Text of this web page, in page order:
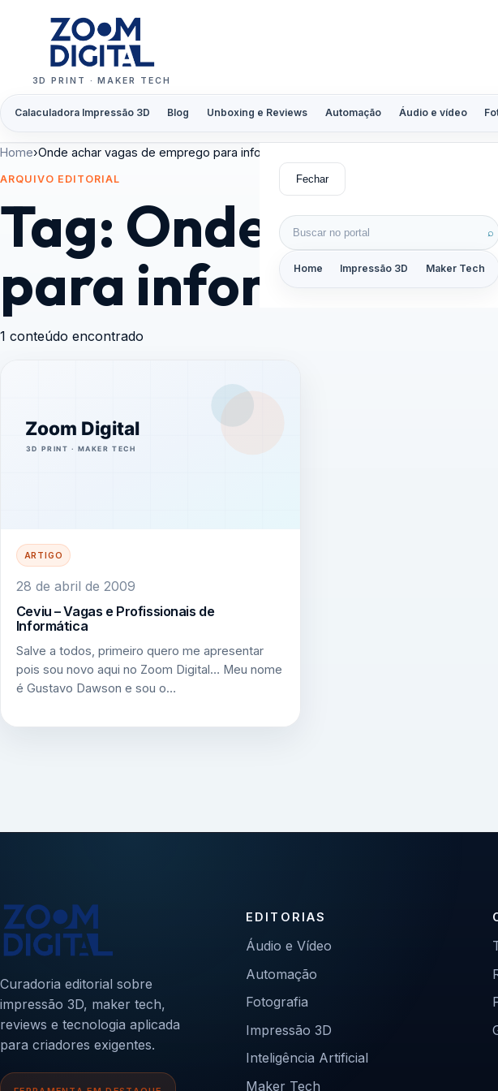
3D PRINT · MAKER TECH
Calaculadora Impressão 3D Blog Unboxing e Reviews Automação Áudio e vídeo
Fechar
Buscar por: ⌕
Home Impressão 3D Maker Tech
Home›Onde achar vagas de emprego para informática
ARQUIVO EDITORIAL
Tag: Onde achar
para informática
1 conteúdo encontrado
ARTIGO
28 de abril de 2009
Ceviu – Vagas e Profissionais de
Informática
Salve a todos, primeiro quero me apresentar
pois sou novo aqui no Zoom Digital… Meu nome
é Gustavo Dawson e sou o…
Curadoria editorial sobre
impressão 3D, maker tech,
reviews e tecnologia aplicada
para criadores exigentes.
EDITORIAS
Áudio e Vídeo
Automação
Fotografia
Impressão 3D
Inteligência Artificial
Maker Tech